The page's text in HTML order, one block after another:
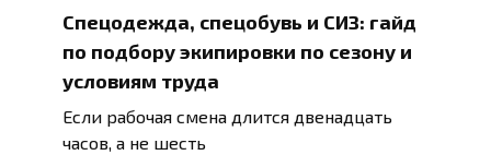
Спецодежда, спецобувь и СИЗ: гайд
по подбору экипировки по сезону и
условиям труда
Если рабочая смена длится двенадцать
часов, а не шесть